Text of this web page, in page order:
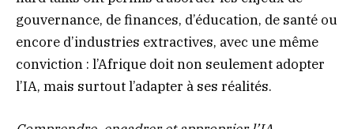
gouvernance, de finances, d’éducation, de santé ou
encore d’industries extractives, avec une même
conviction : l’Afrique doit non seulement adopter
l’IA, mais surtout l’adapter à ses réalités.